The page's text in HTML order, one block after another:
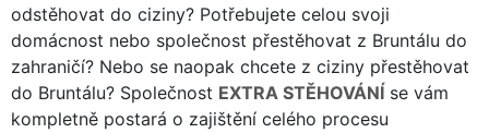
odstěhovat do ciziny? Potřebujete celou svoji
domácnost nebo společnost přestěhovat z Bruntálu do
zahraničí? Nebo se naopak chcete z ciziny přestěhovat
do Bruntálu? Společnost EXTRA STĚHOVÁNÍ se vám
kompletně postará o zajištění celého procesu